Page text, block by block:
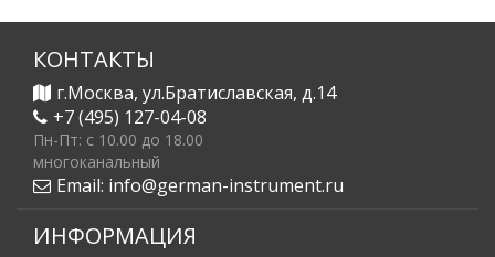
КОНТАКТЫ
г.Москва, ул.Братиславская, д.14
+7 (495) 127-04-08
Пн-Пт: c 10.00 до 18.00
многоканальный
Email: info@german-instrument.ru
ИНФОРМАЦИЯ